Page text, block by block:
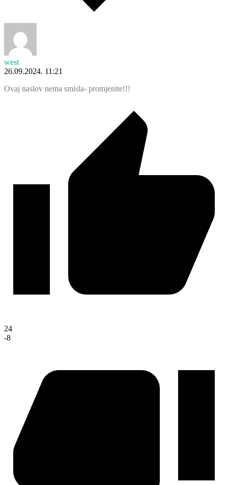
west
26.09.2024. 11:21
Ovaj naslov nema smisla- promjenite!!!
24
-8